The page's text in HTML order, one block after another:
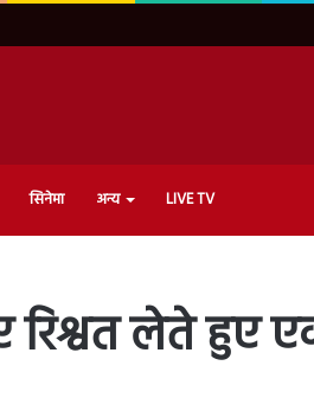
सिनेमा अन्य LIVE TV
लेते हुए